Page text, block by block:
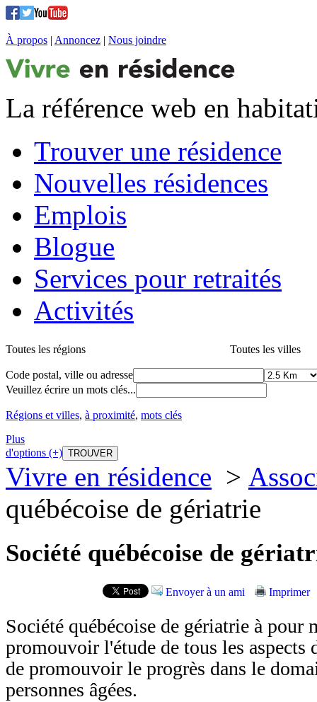
À propos | Annoncez | Nous joindre
La référence web en
Trouver une résidence
Nouvelles résidences
Emplois
Blogue
Services pour retraités
Activités
Toutes les régions Toutes les villes
Code postal, ville ou adresse
Veuillez écrire un mots clés...
Régions et villes, à proximité, mots clés
Plus
d'options (+)
Vivre en résidence >
québécoise de gériatrie
Société québécoise de
Envoyer à un ami Imprimer
Société québécoise de gériatrie à pour
promouvoir l'étude de tous les aspects
de promouvoir le progrès dans le
personnes âgées.